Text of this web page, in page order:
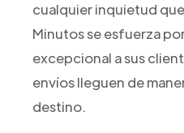
cualquier inquietud
Minutos se esfuerza
excepcional a sus
envíos lleguen de
destino.